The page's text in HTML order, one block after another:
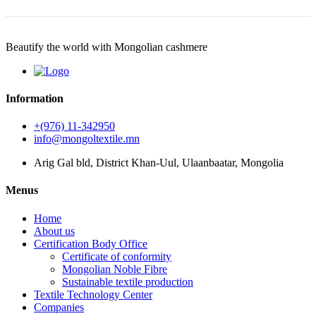
Beautify the world with Mongolian cashmere
Information
+(976) 11-342950
info@mongoltextile.mn
Arig Gal bld, District Khan-Uul, Ulaanbaatar, Mongolia
Menus
Home
About us
Certification Body Office
Certificate of conformity
Mongolian Noble Fibre
Sustainable textile production
Textile Technology Center
Companies